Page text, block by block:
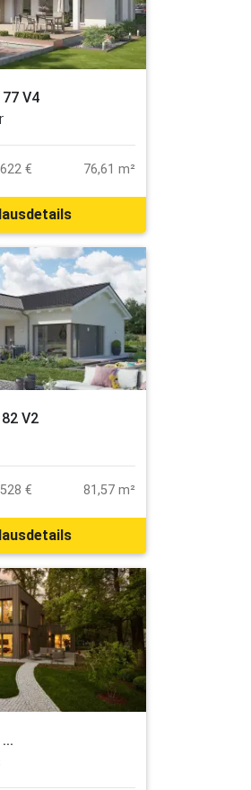
77 V4
€ 76,61 m²
V2
€ 81,57 m²